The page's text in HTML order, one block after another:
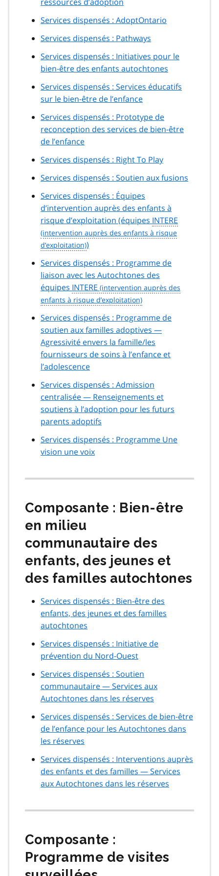
Services dispensés : AdoptOntario
Services dispensés : Pathways
Services dispensés : Initiatives pour le
bien-être des enfants autochtones
Services dispensés : Services éducatifs
sur le bien-être de l’enfance
Services dispensés : Prototype de
reconception des services de bien-être
de l’enfance
Services dispensés : Right To Play
Services dispensés : Soutien aux fusions
Services dispensés : Équipes
d’intervention auprès des enfants à
risque d’exploitation (équipes INTERE
)
Services dispensés : Programme de
liaison avec les Autochtones des
équipes INTERE
Services dispensés : Programme de
soutien aux familles adoptives —
Agressivité envers la famille/les
fournisseurs de soins à l’enfance et
l’adolescence
Services dispensés : Admission
centralisée — Renseignements et
soutiens à l’adoption pour les futurs
parents adoptifs
Services dispensés : Programme Une
vision une voix
Composante : Bien-être
en milieu
communautaire des
enfants, des jeunes et
des familles autochtones
Services dispensés : Bien-être des
enfants, des jeunes et des familles
autochtones
Services dispensés : Initiative de
prévention du Nord-Ouest
Services dispensés : Soutien
communautaire — Services aux
Autochtones dans les réserves
Services dispensés : Services de bien-être
de l’enfance pour les Autochtones dans
les réserves
Services dispensés : Interventions auprès
des enfants et des familles — Services
aux Autochtones dans les réserves
Composante :
Programme de visites